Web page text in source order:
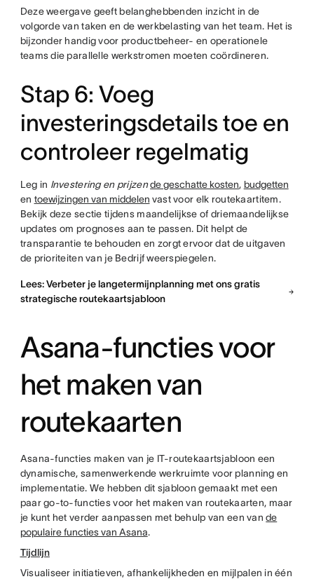
Deze weergave geeft belanghebbenden inzicht in de
volgorde van taken en de werkbelasting van het team. Het is
bijzonder handig voor productbeheer- en operationele
teams die parallelle werkstromen moeten coördineren.
Stap 6: Voeg
investeringsdetails toe en
controleer regelmatig
Leg in Investering en prijzen de geschatte kosten, budgetten
en toewijzingen van middelen vast voor elk routekaartitem.
Bekijk deze sectie tijdens maandelijkse of driemaandelijkse
updates om prognoses aan te passen. Dit helpt de
transparantie te behouden en zorgt ervoor dat de uitgaven
de prioriteiten van je Bedrijf weerspiegelen.
Lees: Verbeter je langetermijnplanning met ons gratis
strategische routekaartsjabloon
Asana-functies voor
het maken van
routekaarten
Asana-functies maken van je IT-routekaartsjabloon een
dynamische, samenwerkende werkruimte voor planning en
implementatie. We hebben dit sjabloon gemaakt met een
paar go-to-functies voor het maken van routekaarten, maar
je kunt het verder aanpassen met behulp van een vande
populaire functies van Asana.
Tijdlijn
Visualiseer initiatieven, afhankelijkheden en mijlpalen in één